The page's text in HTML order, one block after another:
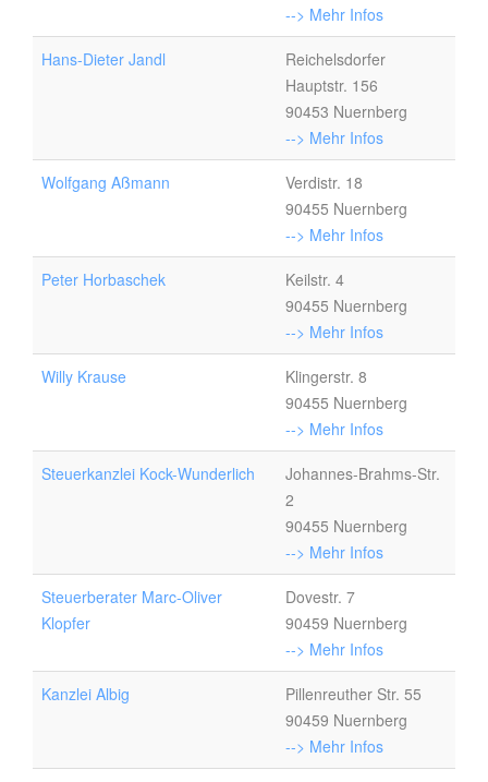
--> Mehr Infos
Hans-Dieter Jandl
Reichelsdorfer
Hauptstr. 156
90453 Nuernberg
--> Mehr Infos
Wolfgang Aßmann
Verdistr. 18
90455 Nuernberg
--> Mehr Infos
Peter Horbaschek
Keilstr. 4
90455 Nuernberg
--> Mehr Infos
Willy Krause
Klingerstr. 8
90455 Nuernberg
--> Mehr Infos
Steuerkanzlei Kock-Wunderlich
Johannes-Brahms-Str.
2
90455 Nuernberg
--> Mehr Infos
Steuerberater Marc-Oliver
Klopfer
Dovestr. 7
90459 Nuernberg
--> Mehr Infos
Kanzlei Albig
Pillenreuther Str. 55
90459 Nuernberg
--> Mehr Infos